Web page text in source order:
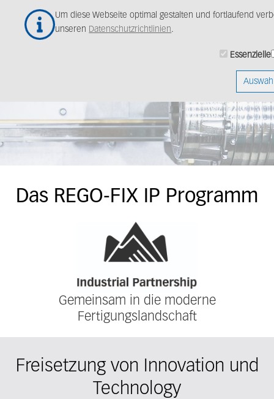
Um diese Webseite optimal gestalten und fortlaufend
unseren Datenschutzrichtlinien.
Essenzielle
Hauptinhalt
springen
Das REGO-FIX IP Programm
Gemeinsam in die moderne
Fertigungslandschaft
Freisetzung von Innovation und
Technology